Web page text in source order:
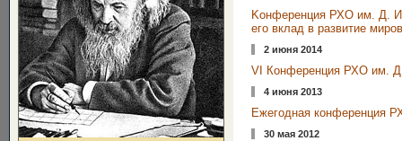
Kонференция РХО им. Д.
его вклад в развитие
2 июня 2014
VI Конференция РХО им.
4 июня 2013
Ежегодная конференция
30 мая 2012